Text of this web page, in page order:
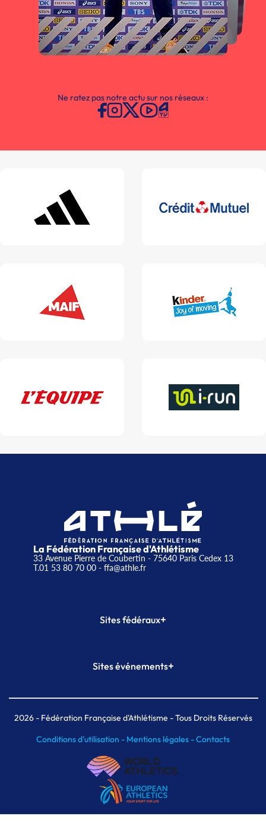
Ne ratez pas notre actu sur nos réseaux :
La Fédération Française d'Athlétisme
33 Avenue Pierre de Coubertin - 75640 Paris Cedex 13
T.01 53 80 70 00- ffa@athle.fr
Sites fédéraux+
Plateforme Formation
Sites événements+
Meeting de Paris indoor
MAIF Ekiden de Paris
2026- Fédération Française d'Athlétisme - Tous Droits Réservés
Conditions d'utilisation - Mentions légales -Contacts